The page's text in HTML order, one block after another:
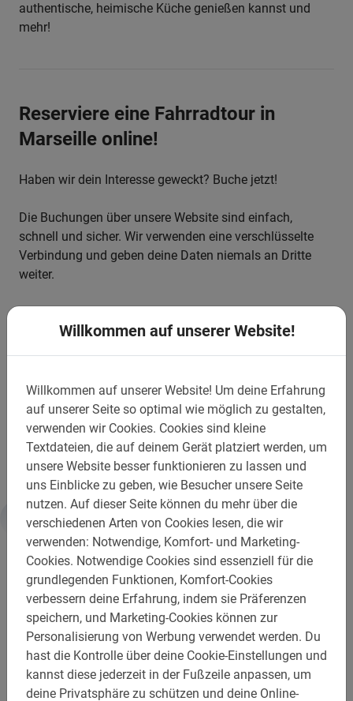
Willkommen auf unserer Website!
Willkommen auf unserer Website! Um deine Erfahrung
auf unserer Seite so optimal wie möglich zu gestalten,
verwenden wir Cookies. Cookies sind kleine
Textdateien, die auf deinem Gerät platziert werden, um
unsere Website besser funktionieren zu lassen und
uns Einblicke zu geben, wie Besucher unsere Seite
nutzen. Auf dieser Seite können du mehr über die
verschiedenen Arten von Cookies lesen, die wir
verwenden: Notwendige, Komfort- und Marketing-
Cookies. Notwendige Cookies sind essenziell für die
grundlegenden Funktionen, Komfort-Cookies
verbessern deine Erfahrung, indem sie Präferenzen
speichern, und Marketing-Cookies können zur
Personalisierung von Werbung verwendet werden. Du
hast die Kontrolle über deine Cookie-Einstellungen und
kannst diese jederzeit in der Fußzeile anpassen, um
deine Privatsphäre zu schützen und deine Online-
authentische, heimische Küche genießen kannst und
mehr!
Reserviere eine Fahrradtour in
Marseille online!
Haben wir dein Interesse geweckt? Buche jetzt!
Die Buchungen über unsere Website sind einfach,
schnell und sicher. Wir verwenden eine verschlüsselte
Verbindung und geben deine Daten niemals an Dritte
weiter.
am ersten Tag. So bekommst du bereits zu Beginn
Der Fahrradverleih ist im Preis inbegriffen.
Entdecke Marseille mit dem Fahrrad: Dein Städtetrip
beginnt mit einer Fahrradtour von Baja Bikes!
Weiterführende Informationen
Gut zu wissen:
Reservierung ist Pflicht
Bezahlung im Voraus online
Kostenfreie Änderung oder Stornierung bis zu 24